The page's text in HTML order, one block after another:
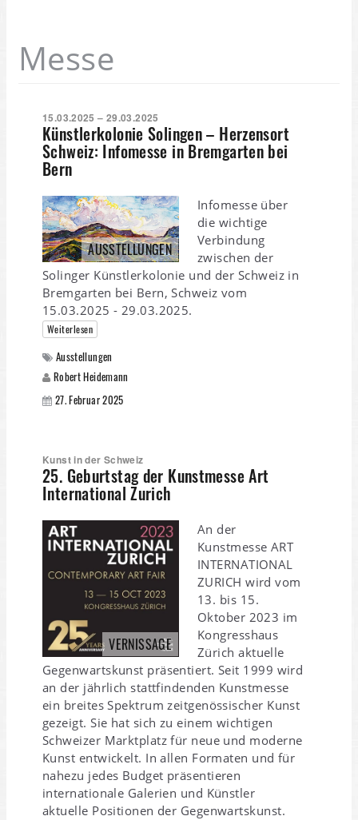
Messe
15.03.2025 – 29.03.2025
Künstlerkolonie Solingen – Herzensort
Schweiz: Infomesse in Bremgarten bei
Bern
AUSSTELLUNGEN
Infomesse über
die wichtige
Verbindung
zwischen der
Solinger Künstlerkolonie und der Schweiz in
Bremgarten bei Bern, Schweiz vom
15.03.2025 - 29.03.2025.
Weiterlesen
Ausstellungen
Robert Heidemann
27. Februar 2025
Kunst in der Schweiz
25. Geburtstag der Kunstmesse Art
International Zurich
VERNISSAGE
An der
Kunstmesse ART
INTERNATIONAL
ZURICH wird vom
13. bis 15.
Oktober 2023 im
Kongresshaus
Zürich aktuelle
Gegenwartskunst präsentiert. Seit 1999 wird
an der jährlich stattfindenden Kunstmesse
ein breites Spektrum zeitgenössischer Kunst
gezeigt. Sie hat sich zu einem wichtigen
Schweizer Marktplatz für neue und moderne
Kunst entwickelt. In allen Formaten und für
nahezu jedes Budget präsentieren
internationale Galerien und Künstler
aktuelle Positionen der Gegenwartskunst.